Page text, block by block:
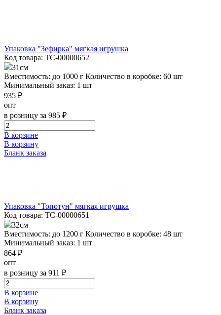
Упаковка "Зефирка" мягкая игрушка
Код товара: ТС-00000652
31см
Вместимость: до 1000 г Количество в коробке: 60 шт
Минимальный заказ: 1 шт
935 ₽
опт
в розницу за 985 ₽
В корзине
В корзину
Бланк заказа
Упаковка "Топотун" мягкая игрушка
Код товара: ТС-00000651
32см
Вместимость: до 1200 г Количество в коробке: 48 шт
Минимальный заказ: 1 шт
864 ₽
опт
в розницу за 911 ₽
В корзине
В корзину
Бланк заказа